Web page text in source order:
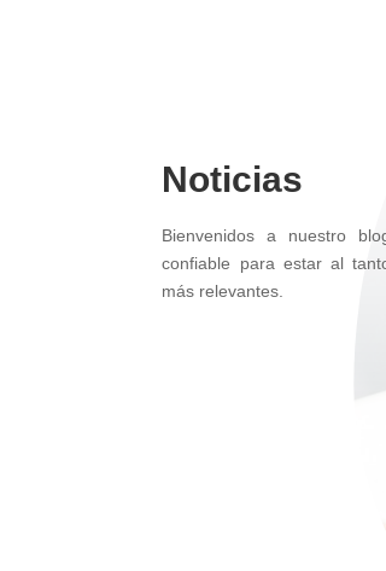
Noticias
Bienvenidos a nuestro
confiable para estar al
más relevantes.